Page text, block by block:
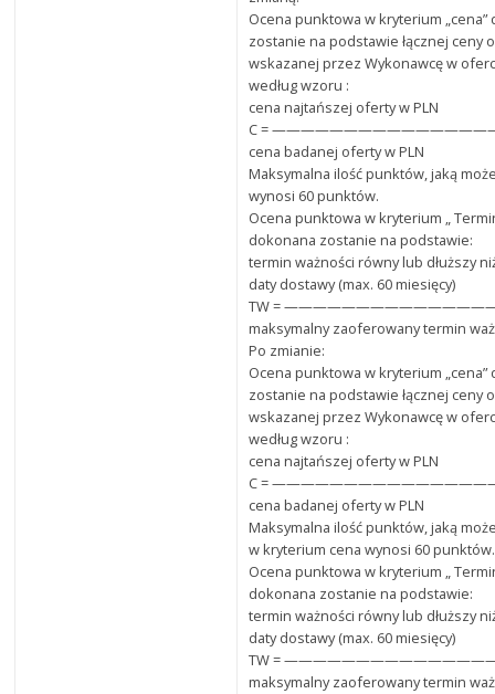
Ocena punktowa w kryterium „cena”
zostanie na podstawie łącznej ceny
wskazanej przez Wykonawcę w
według wzoru :
cena najtańszej oferty w PLN
C = ————————————————
cena badanej oferty w PLN
Maksymalna ilość punktów, jaką
wynosi 60 punktów.
Ocena punktowa w kryterium „
dokonana zostanie na podstawie:
termin ważności równy lub dłuższy
daty dostawy (max. 60 miesięcy)
TW =
maksymalny zaoferowany termin
Po zmianie:
Ocena punktowa w kryterium „cena”
zostanie na podstawie łącznej ceny
wskazanej przez Wykonawcę w
według wzoru :
cena najtańszej oferty w PLN
C = ————————————————
cena badanej oferty w PLN
Maksymalna ilość punktów, jaką
w kryterium cena wynosi 60 punktów.
Ocena punktowa w kryterium „
dokonana zostanie na podstawie:
termin ważności równy lub dłuższy
daty dostawy (max. 60 miesięcy)
TW =
maksymalny zaoferowany termin